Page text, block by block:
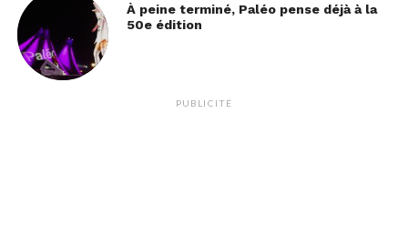
À peine terminé, Paléo pense déjà à la
50e édition
PUBLICITÉ